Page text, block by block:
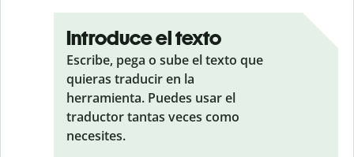
Introduce el texto
Escribe, pega o sube el texto que
quieras traducir en la
herramienta. Puedes usar el
traductor tantas veces como
necesites.